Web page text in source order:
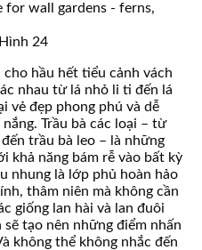
24
hầu hết tiểu cảnh vách
nhau từ lá nhỏ li ti đến lá
vẻ đẹp phong phú và dễ
Trầu bà các loại – từ
trầu bà leo – là những
khả năng bám rễ vào bất kỳ
nhung là lớp phủ hoàn hảo
thâm niên mà không cần
giống lan hài và lan đuôi
tạo nên những điểm nhấn
không thể không nhắc đến